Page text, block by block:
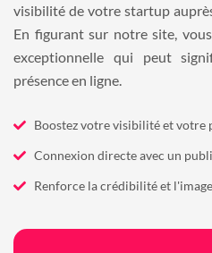
visibilité de votre startup
En figurant sur notre site,
exceptionnelle qui peut
présence en ligne.
Boostez votre visibilité et votre
Connexion directe avec un
Renforce la crédibilité et